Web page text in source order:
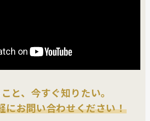
と、今すぐ知りたい。
にお問い合わせください！